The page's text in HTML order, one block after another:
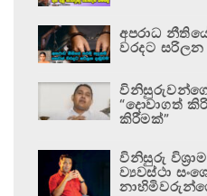
අපරාධ
වරදට සරිලන
විනිසුරුවන්ගේ
“දොවාගත්
කිරීමක්”
විනිසුරු
ව්‍යවස්ථා